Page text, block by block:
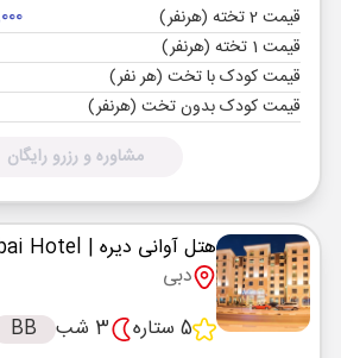
قیمت 2 تخته (هرنفر)
قیمت 1 تخته (هرنفر)
قیمت کودک با تخت (هر نفر)
قیمت کودک بدون تخت (هرنفر)
مشاوره و رزرو رایگان
هتل آوانی دیره | AVANI Deira Dubai Hotel
دبی
5 ستاره
3 شب BB